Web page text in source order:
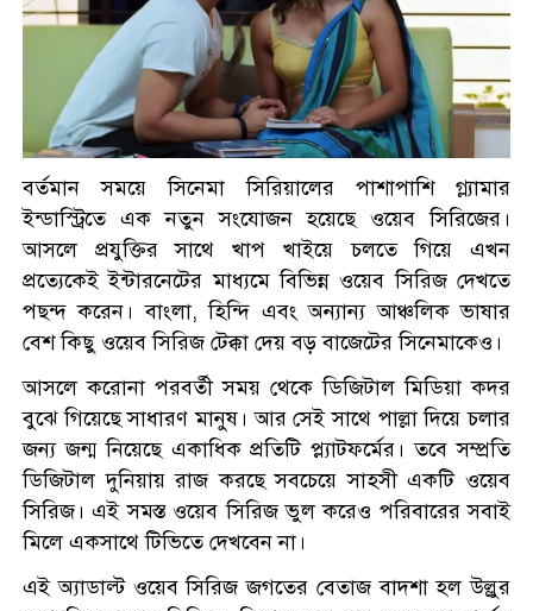
ফতুল্লা ভেঙে হচ্ছে নতুন থানা,
লিখিত প্রস্তাব পাঠালেন এমপি
বোতল ফেনসিডিল, ট্রাকসহ গ্রেপ্তার
১
শ্রীপুরের কৃতি সন্তান লায়ন গনি
মিয়া বাবুল পেলেন নিসচা বিশেষ
সম্মাননা ২০২৬
ফতুল্লায় ৬০০ গ্রাম গাঁজাসহ চিহ্নিত
মাদক কারবারি গ্রেপ্তার
চ্যানেল আইয়ের ‘আমরাই
বাংলাদেশ’ টকশোতে সাইফুল
ইসলাম সোহেল ও চিত্রনায়ক ডিএ
বর্তমান সময়ে সিনেমা সিরিয়ালের পাশাপাশি গ্ল্যামার
ইন্ডাস্ট্রিতে এক নতুন সংযোজন হয়েছে ওয়েব সিরিজের।
আসলে প্রযুক্তির সাথে খাপ খাইয়ে চলতে গিয়ে এখন
প্রত্যেকেই ইন্টারনেটের মাধ্যমে বিভিন্ন ওয়েব সিরিজ দেখতে
পছন্দ করেন। বাংলা, হিন্দি এবং অন্যান্য আঞ্চলিক ভাষার
বেশ কিছু ওয়েব সিরিজ টেক্কা দেয় বড় বাজেটের সিনেমাকেও।
আসলে করোনা পরবর্তী সময় থেকে ডিজিটাল মিডিয়া কদর
বুঝে গিয়েছে সাধারণ মানুষ। আর সেই সাথে পাল্লা দিয়ে চলার
জন্য জন্ম নিয়েছে একাধিক প্রতিটি প্ল্যাটফর্মের। তবে সম্প্রতি
ডিজিটাল দুনিয়ায় রাজ করছে সবচেয়ে সাহসী একটি ওয়েব
সিরিজ। এই সমস্ত ওয়েব সিরিজ ভুল করেও পরিবারের সবাই
মিলে একসাথে টিভিতে দেখবেন না।
এই অ্যাডাল্ট ওয়েব সিরিজ জগতের বেতাজ বাদশা হল উল্লুর